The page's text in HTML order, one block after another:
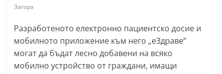
т
а
р
а
Загора
Разработеното електронно пациентско досие и
мобилното приложение към него „еЗдраве“
могат да бъдат лесно добавени на всяко
мобилно устройство от граждани, имащи